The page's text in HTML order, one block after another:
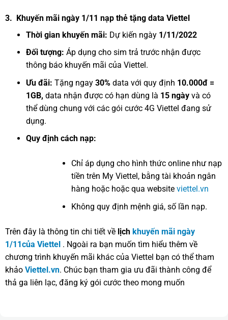
3. Khuyến mãi ngày 1/11 nạp thẻ tặng data Viettel
Thời gian khuyến mãi: Dự kiến ngày 1/11/2022
Đối tượng: Áp dụng cho sim trả trước nhận được
thông báo khuyến mãi của Viettel.
Ưu đãi: Tặng ngay 30%data với quy định 10.000đ =
1GB, data nhận được có hạn dùng là 15 ngàyvà có
thể dùng chung với các gói cước 4G Viettel đang sử
dụng.
Quy định cách nạp:
Chỉ áp dụng cho hình thức online như nạp
tiền trên My Viettel, bằng tài khoản ngân
hàng hoặc hoặc qua website viettel.vn
Không quy định mệnh giá, số lần nạp.
Trên đây là thông tin chi tiết về lịch khuyến mãi ngày
1/11của Viettel . Ngoài ra bạn muốn tìm hiểu thêm về
chương trình khuyến mãi khác của Viettel bạn có thể tham
khảo Viettel.vn. Chúc bạn tham gia ưu đãi thành công để
thả ga liên lạc, đăng ký gói cước theo mong muốn